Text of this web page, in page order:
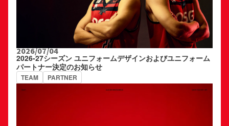
2026/07/04
2026-27シーズン ユニフォームデザインおよびユニフォーム
パートナー決定のお知らせ
TEAM PARTNER